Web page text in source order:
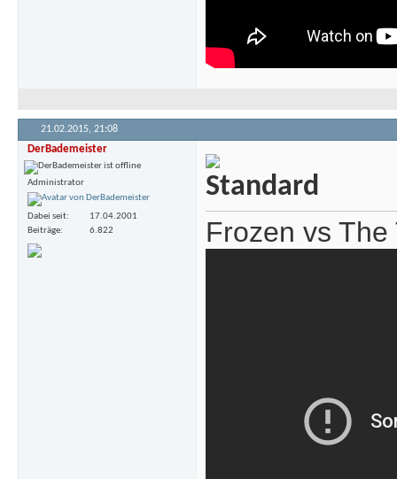
21.02.2015, 21:08
DerBademeister
Administrator
Dabei seit
17.04.2001
Beiträge
6.822 Frozen vs